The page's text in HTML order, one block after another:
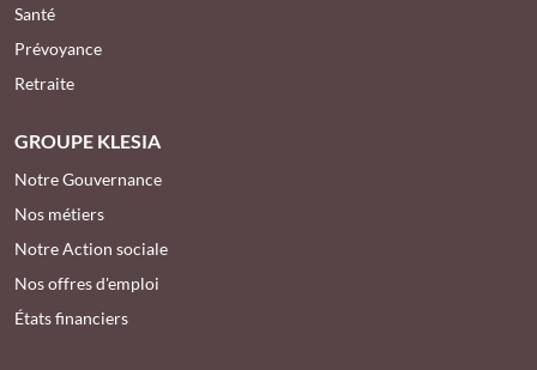
Santé
Prévoyance
Retraite
GROUPE KLESIA
Notre Gouvernance
Nos métiers
Notre Action sociale
Nos offres d'emploi
États financiers